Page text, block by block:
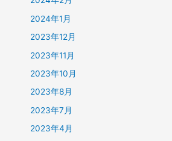
2024年1月
2023年12月
2023年11月
2023年10月
2023年8月
2023年7月
2023年4月